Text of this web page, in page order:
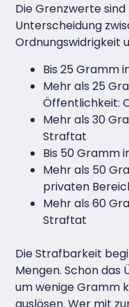
Die Grenzwerte
Unterscheidung
Ordnungswidrigkeit
Bis 25 Gramm
Mehr als 25
Öffentlichkeit:
Mehr als 30
Straftat
Bis 50 Gramm
Mehr als 50
privaten
Mehr als 60
Straftat
Die Strafbarkeit
Mengen. Schon
um wenige Gramm
auslösen. Wer mit